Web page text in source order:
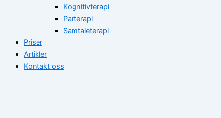
Kognitivterapi
Parterapi
Samtaleterapi
Priser
Artikler
Kontakt oss